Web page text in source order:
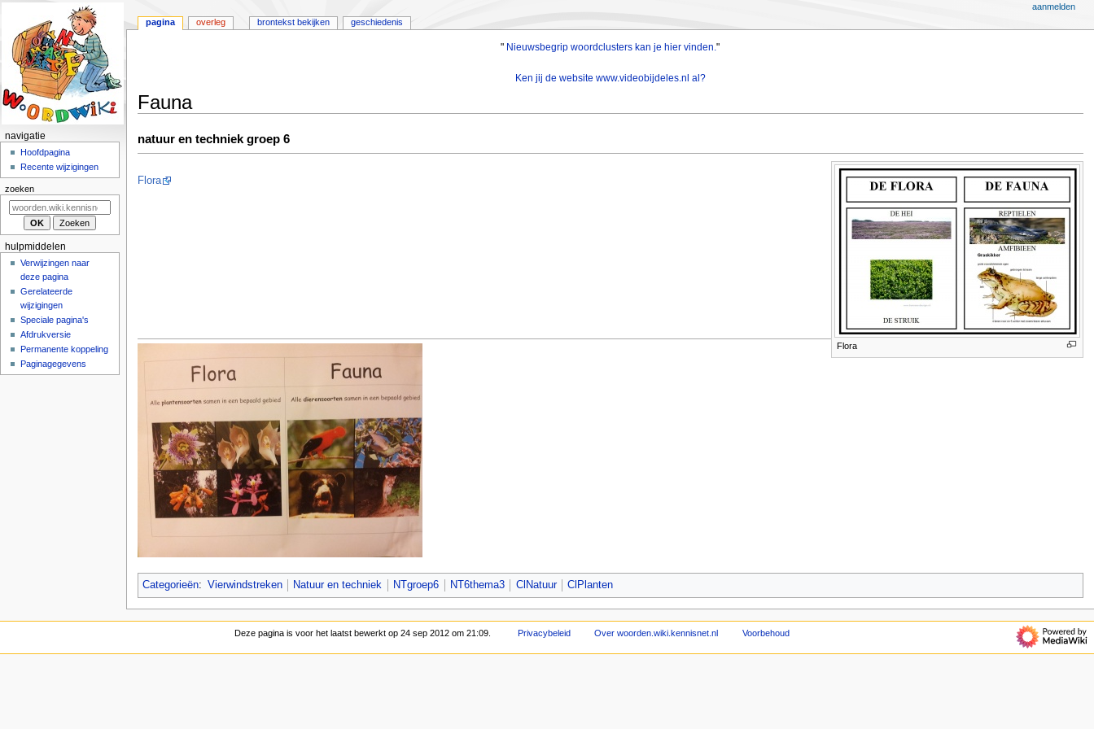
" Nieuwsbegrip woordclusters kan je hier vinden."
Ken jij de website www.videobijdeles.nl al?
Fauna
natuur en techniek groep 6
Flora
Flora
Categorieën: Vierwindstreken Natuur en techniek NTgroep6 NT6thema3 ClNatuur ClPlanten
N
v
i
m
pagina overleg brontekst bekijken geschiedenis
aanmelden
navigatie
Hoofdpagina
Recente wijzigingen
zoeken
hulpmiddelen
Verwijzingen naar
deze pagina
Gerelateerde
wijzigingen
Speciale pagina's
Afdrukversie
Permanente koppeling
Paginagegevens
Deze pagina is voor het laatst bewerkt op 24 sep 2012 om 21:09. Privacybeleid Over woorden.wiki.kennisnet.nl Voorbehoud